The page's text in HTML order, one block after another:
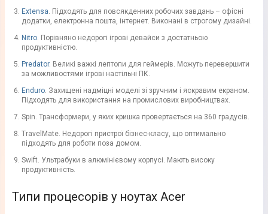
Extensa. Підходять для повсякденних робочих завдань – офісні
додатки, електронна пошта, інтернет. Виконані в строгому дизайні.
Nitro. Порівняно недорогі ігрові девайси з достатньою
продуктивністю.
Predator. Великі важкі лептопи для геймерів. Можуть перевершити
за можливостями ігрові настільні ПК.
Enduro. Захищені надміцні моделі зі зручним і яскравим екраном.
Підходять для використання на промислових виробництвах.
Spin. Трансформери, у яких кришка провертається на 360 градусів.
TravelMate. Недорогі пристрої бізнес-класу, що оптимально
підходять для роботи поза домом.
Swift. Ультрабуки в алюмінієвому корпусі. Мають високу
продуктивність.
Типи процесорів у ноутах Acer